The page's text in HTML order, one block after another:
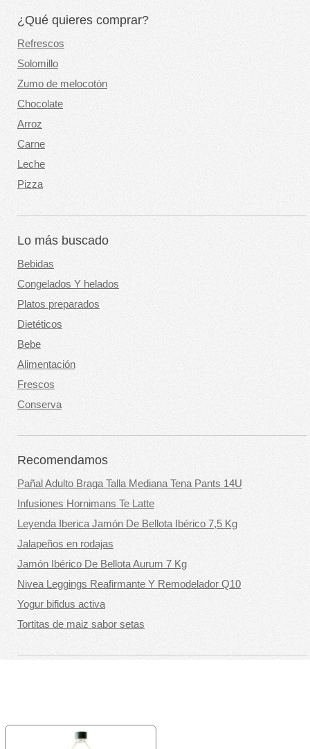
¿Qué quieres comprar?
Refrescos
Solomillo
Zumo de melocotón
Chocolate
Arroz
Carne
Leche
Pizza
Lo más buscado
Bebidas
Congelados Y helados
Platos preparados
Dietéticos
Bebe
Alimentación
Frescos
Conserva
Recomendamos
Pañal Adulto Braga Talla Mediana Tena Pants 14U
Infusiones Hornimans Te Latte
Leyenda Iberica Jamón De Bellota Ibérico 7,5 Kg
Jalapeños en rodajas
Jamón Ibérico De Bellota Aurum 7 Kg
Nivea Leggings Reafirmante Y Remodelador Q10
Yogur bifidus activa
Tortitas de maiz sabor setas